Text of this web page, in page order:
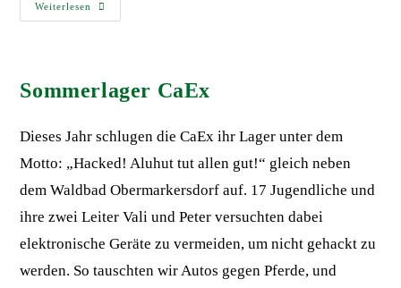
Weiterlesen
Sommerlager CaEx
Dieses Jahr schlugen die CaEx ihr Lager unter dem
Motto: „Hacked! Aluhut tut allen gut!“ gleich neben
dem Waldbad Obermarkersdorf auf. 17 Jugendliche und
ihre zwei Leiter Vali und Peter versuchten dabei
elektronische Geräte zu vermeiden, um nicht gehackt zu
werden. So tauschten wir Autos gegen Pferde, und